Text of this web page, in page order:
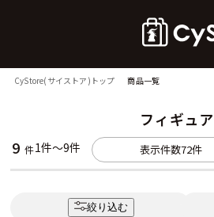
CyStore(サイストア)トップ 商品一覧
フィギュア
9 件1件～9件 表示件数72件
絞り込む